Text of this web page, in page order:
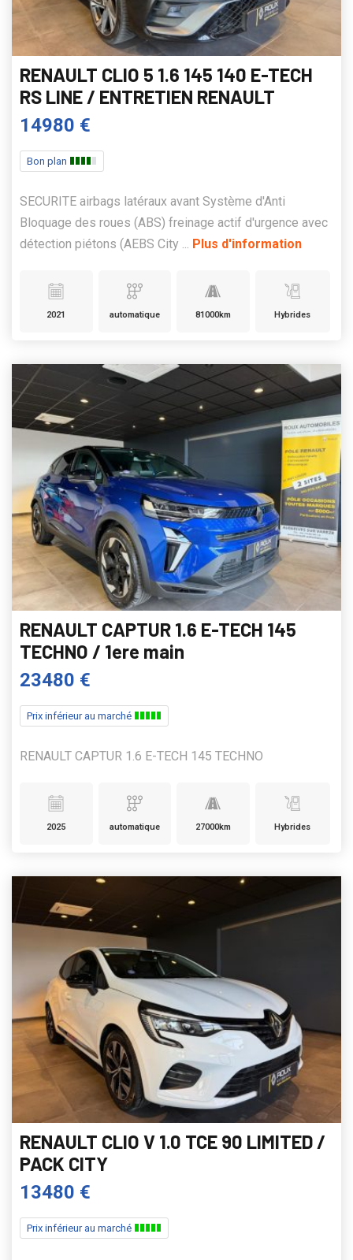
RENAULT CLIO 5 1.6 145 140 E-TECH
RS LINE / ENTRETIEN RENAULT
14980 €
Bon plan
SECURITE airbags latéraux avant Système d'Anti
Bloquage des roues (ABS) freinage actif d'urgence avec
détection piétons (AEBS City ... Plus d'information
2021 automatique 81000km Hybrides
RENAULT CAPTUR 1.6 E-TECH 145
TECHNO / 1ere main
23480 €
Prix inférieur au marché
RENAULT CAPTUR 1.6 E-TECH 145 TECHNO
2025 automatique 27000km Hybrides
RENAULT CLIO V 1.0 TCE 90 LIMITED /
PACK CITY
13480 €
Prix inférieur au marché